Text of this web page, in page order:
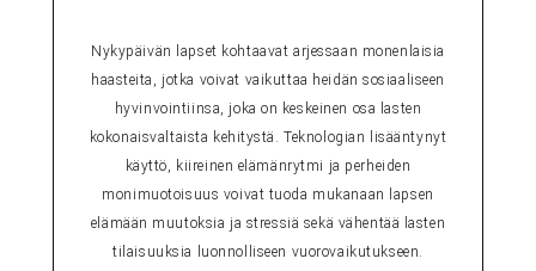
Nykypäivän lapset kohtaavat arjessaan monenlaisia
haasteita, jotka voivat vaikuttaa heidän sosiaaliseen
hyvinvointiinsa, joka on keskeinen osa lasten
kokonaisvaltaista kehitystä. Teknologian lisääntynyt
käyttö, kiireinen elämänrytmi ja perheiden
monimuotoisuus voivat tuoda mukanaan lapsen
elämään muutoksia ja stressiä sekä vähentää lasten
tilaisuuksia luonnolliseen vuorovaikutukseen.